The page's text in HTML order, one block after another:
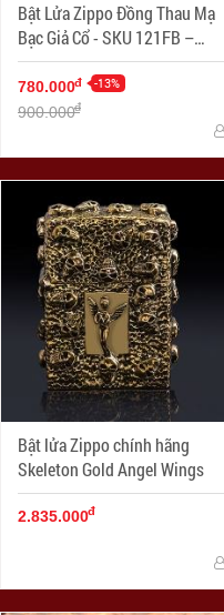
Bật Lửa Zippo Đồng Thau Mạ
Bạc Giả Cổ - SKU 121FB –
Zippo Antique Silver Plate
780.000đ -13%
900.000đ
Bật lửa Zippo chính hãng
Skeleton Gold Angel Wings
2.835.000đ